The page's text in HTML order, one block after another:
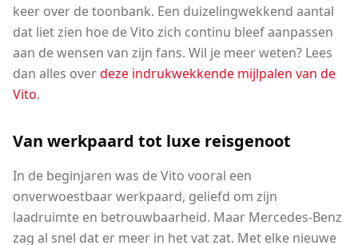
keer over de toonbank. Een duizelingwekkend aantal
dat liet zien hoe de Vito zich continu bleef aanpassen
aan de wensen van zijn fans. Wil je meer weten? Lees
dan alles overdeze indrukwekkende mijlpalen van de
Vito.
Van werkpaard tot luxe reisgenoot
In de beginjaren was de Vito vooral een
onverwoestbaar werkpaard, geliefd om zijn
laadruimte en betrouwbaarheid. Maar Mercedes-Benz
zag al snel dat er meer in het vat zat. Met elke nieuwe